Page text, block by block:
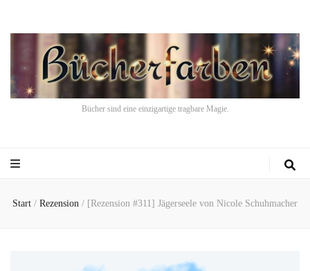
Bücher sind eine einzigartige tragbare Magie.
Start / Rezension / [Rezension #311] Jägerseele von Nicole Schuhmacher